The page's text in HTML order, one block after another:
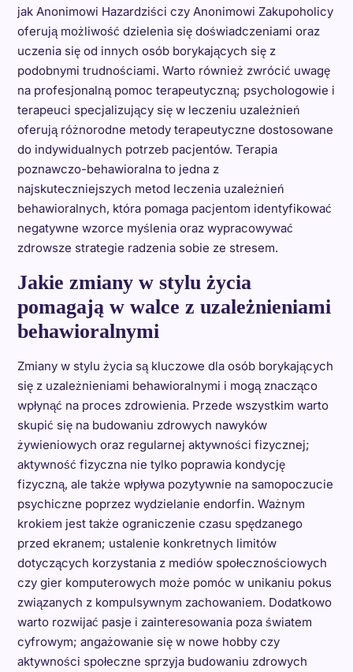
jak Anonimowi Hazardziści czy Anonimowi Zakupoholicy
oferują możliwość dzielenia się doświadczeniami oraz
uczenia się od innych osób borykających się z
podobnymi trudnościami. Warto również zwrócić uwagę
na profesjonalną pomoc terapeutyczną; psychologowie i
terapeuci specjalizujący się w leczeniu uzależnień
oferują różnorodne metody terapeutyczne dostosowane
do indywidualnych potrzeb pacjentów. Terapia
poznawczo-behawioralna to jedna z
najskuteczniejszych metod leczenia uzależnień
behawioralnych, która pomaga pacjentom identyfikować
negatywne wzorce myślenia oraz wypracowywać
zdrowsze strategie radzenia sobie ze stresem.
Jakie zmiany w stylu życia
pomagają w walce z uzależnieniami
behawioralnymi
Zmiany w stylu życia są kluczowe dla osób borykających
się z uzależnieniami behawioralnymi i mogą znacząco
wpłynąć na proces zdrowienia. Przede wszystkim warto
skupić się na budowaniu zdrowych nawyków
żywieniowych oraz regularnej aktywności fizycznej;
aktywność fizyczna nie tylko poprawia kondycję
fizyczną, ale także wpływa pozytywnie na samopoczucie
psychiczne poprzez wydzielanie endorfin. Ważnym
krokiem jest także ograniczenie czasu spędzanego
przed ekranem; ustalenie konkretnych limitów
dotyczących korzystania z mediów społecznościowych
czy gier komputerowych może pomóc w unikaniu pokus
związanych z kompulsywnym zachowaniem. Dodatkowo
warto rozwijać pasje i zainteresowania poza światem
cyfrowym; angażowanie się w nowe hobby czy
aktywności społeczne sprzyja budowaniu zdrowych